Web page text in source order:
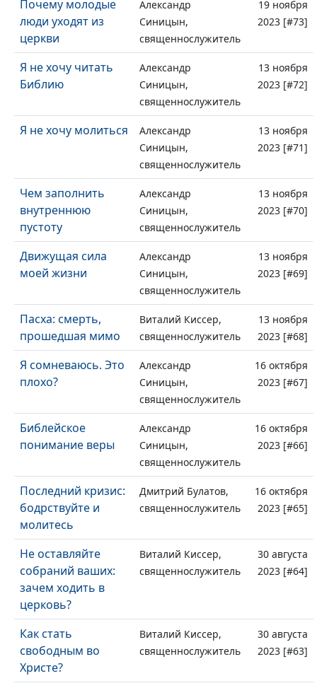
Почему молодые
люди уходят из
церкви
Александр
Синицын,
священнослужитель
19 ноября
2023 [#73]
Я не хочу читать
Библию
Александр
Синицын,
священнослужитель
13 ноября
2023 [#72]
Я не хочу молиться
Александр
Синицын,
священнослужитель
13 ноября
2023 [#71]
Чем заполнить
внутреннюю
пустоту
Александр
Синицын,
священнослужитель
13 ноября
2023 [#70]
Движущая сила
моей жизни
Александр
Синицын,
священнослужитель
13 ноября
2023 [#69]
Пасха: смерть,
прошедшая мимо
Виталий Киссер,
священнослужитель
13 ноября
2023 [#68]
Я сомневаюсь. Это
плохо?
Александр
Синицын,
священнослужитель
16 октября
2023 [#67]
Библейское
понимание веры
Александр
Синицын,
священнослужитель
16 октября
2023 [#66]
Последний кризис:
бодрствуйте и
молитесь
Дмитрий Булатов,
священнослужитель
16 октября
2023 [#65]
Не оставляйте
собраний ваших:
зачем ходить в
церковь?
Виталий Киссер,
священнослужитель
30 августа
2023 [#64]
Как стать
свободным во
Христе?
Виталий Киссер,
священнослужитель
30 августа
2023 [#63]